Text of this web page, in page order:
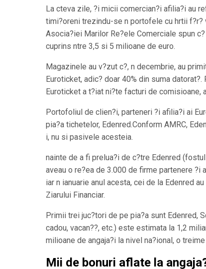
La cteva zile, ?i micii comercian?i afilia?i au
timi?oreni trezindu-se n portofele cu hrtii f?r?
Asocia?iei Marilor Re?ele Comerciale spun
cuprins ntre 3,5 si 5 milioane de euro.
Magazinele au v?zut c?, n decembrie, au
Euroticket, adic? doar 40% din suma datorat?.
Euroticket a t?iat ni?te facturi de comisioane,
Portofoliul de clien?i, parteneri ?i afilia?i ai
pia?a tichetelor, Edenred.Conform AMRC,
i, nu si pasivele acesteia.
nainte de a fi prelua?i de c?tre Edenred
aveau o re?ea de 3.000 de firme partenere ?i
iar n ianuarie anul acesta, cei de la Edenred
Ziarului Financiar.
Primii trei juc?tori de pe pia?a sunt Edenred,
cadou, vacan??, etc.) este estimata la 1,2
milioane de angaja?i la nivel na?ional, o
Mii de bonuri aflate la